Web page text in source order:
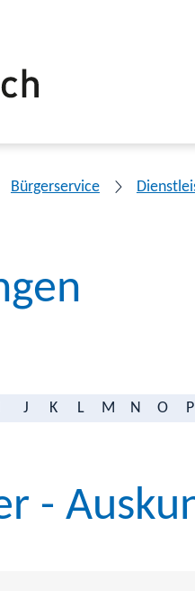
Bürgerservice
J K L M N O P
-